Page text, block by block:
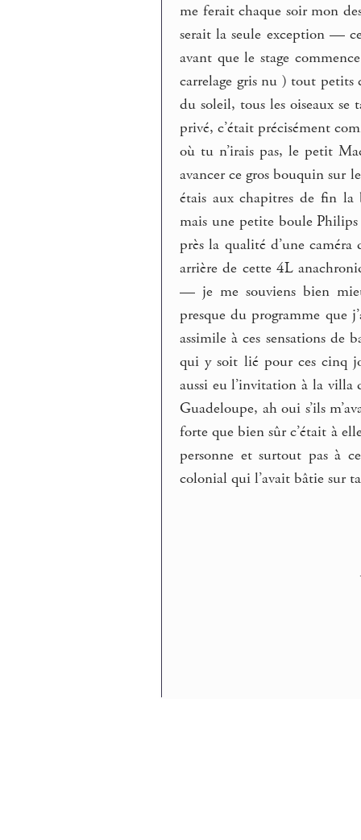
me ferait chaque soir mon
serait la seule exception —
avant que le stage
carrelage gris nu ) tout petits
du soleil, tous les oiseaux se
privé, c’était précisément
où tu n’irais pas, le petit
avancer ce gros bouquin sur
étais aux chapitres de fin la
mais une petite boule Philips
près la qualité d’une
arrière de cette 4L
— je me souviens bien
presque du programme que
assimile à ces sensations de
qui y soit lié pour ces cinq
aussi eu l’invitation à la villa
Guadeloupe, ah oui s’ils
forte que bien sûr c’était à
personne et surtout pas à
colonial qui l’avait bâtie sur